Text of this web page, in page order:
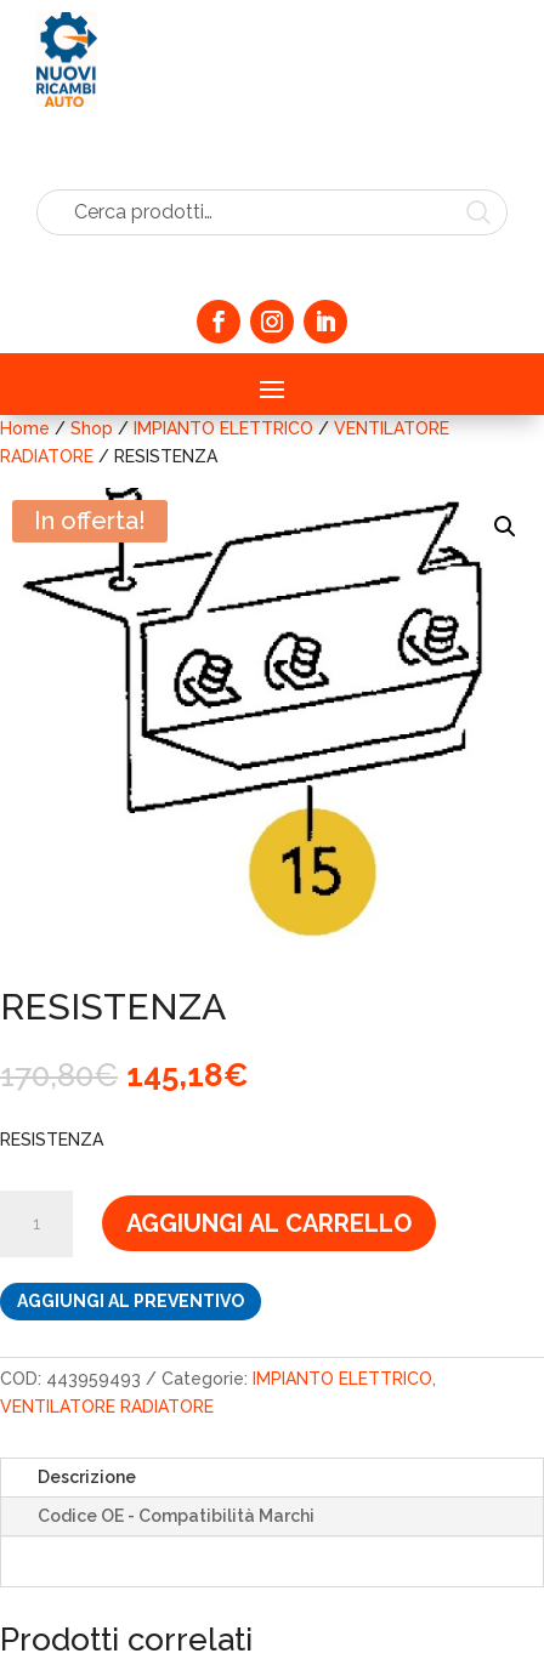
Cerca prodotti…
Home / Shop / IMPIANTO ELETTRICO / VENTILATORE
RADIATORE / RESISTENZA
In offerta!
RESISTENZA
170,80€ Il
prezzo
145,18€
RESISTENZA
quantità
AGGIUNGI AL CARRELLO
AGGIUNGI AL PREVENTIVO
COD: 443959493 Categorie: IMPIANTO ELETTRICO
VENTILATORE RADIATORE
Descrizione
Codice OE - Compatibilità Marchi
Prodotti correlati